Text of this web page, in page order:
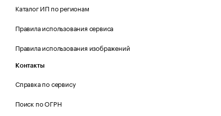
Каталог ИП по регионам
Правила использования сервиса
Правила использования изображений
Контакты
Справка по сервису
Поиск по ОГРН